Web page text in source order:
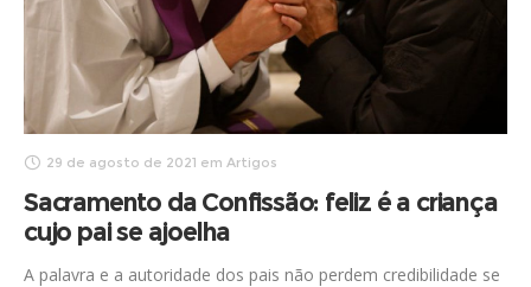
29 de agosto de 2021 em Artigos
Sacramento da Confissão: feliz é a criança
cujo pai se ajoelha
A palavra e a autoridade dos pais não perdem credibilidade se